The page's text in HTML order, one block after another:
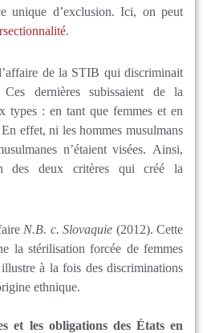
unique d’exclusion. Ici, on peut
.
de la STIB qui discriminait
dernières subissaient de la
types : en tant que femmes et en
effet, ni les hommes musulmans
n’étaient visées. Ainsi,
des deux critères qui créé la
N.B. c. Slovaquie (2012). Cette
la stérilisation forcée de femmes
à la fois des discriminations
ethnique.
et les obligations des États en